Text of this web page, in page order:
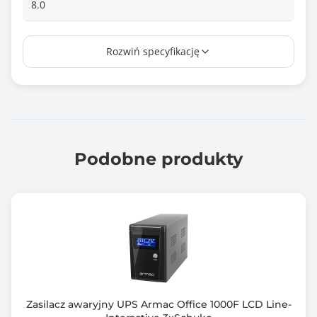
8.0
Czas przełączania
Liczba gniazd wyjściowych AC
Interfejs komunikacyjny
Dołączone oprogramowanie
ViewPower
Rozwiń specyfikację
Podobne produkty
Zasilacz awaryjny UPS Armac Office 1000F LCD Line-